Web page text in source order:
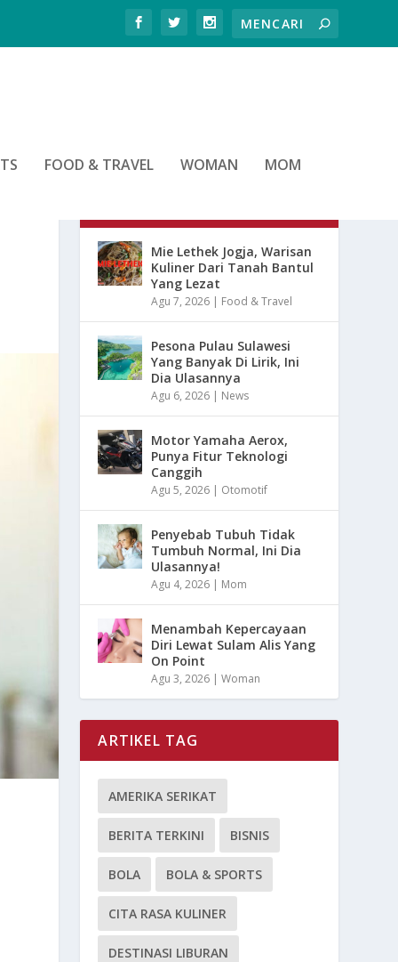
FOOD & TRAVEL WOMAN MOM
Mie Lethek Jogja, Warisan
Kuliner Dari Tanah Bantul
Yang Lezat
Agu 7, 2026 | Food & Travel
Pesona Pulau Sulawesi
Yang Banyak Di Lirik, Ini
Dia Ulasannya
Agu 6, 2026 | News
Motor Yamaha Aerox,
Punya Fitur Teknologi
Canggih
Agu 5, 2026 | Otomotif
Penyebab Tubuh Tidak
Tumbuh Normal, Ini Dia
Ulasannya!
Agu 4, 2026 | Mom
Menambah Kepercayaan
Diri Lewat Sulam Alis Yang
On Point
Agu 3, 2026 |Woman
ARTIKEL TAG
AMERIKA SERIKAT
BERITA TERKINI BISNIS
BOLA BOLA & SPORTS
CITA RASA KULINER
DESTINASI LIBURAN